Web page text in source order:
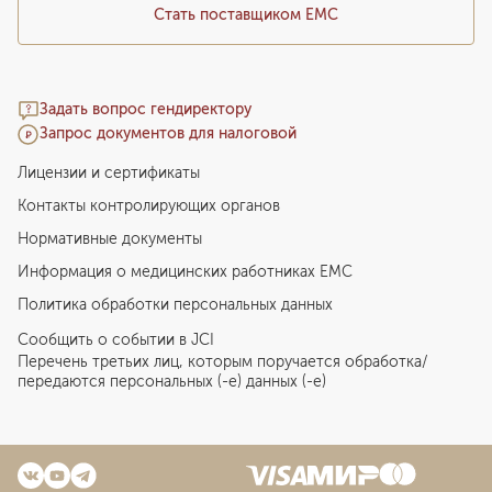
Стать поставщиком ЕМС
Задать вопрос гендиректору
Запрос документов для налоговой
Лицензии и сертификаты
Контакты контролирующих органов
Нормативные документы
Информация о медицинских работниках EMC
Политика обработки персональных данных
Сообщить о событии в JCI
Перечень третьих лиц, которым поручается обработка/
передаются персональных (-е) данных (-е)